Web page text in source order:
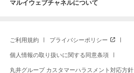
マルイウェブチャネルについて
ご利用規約 プライバシーポリシー
個人情報の取り扱いに関する同意条項
丸井グループ カスタマーハラスメント対応方針